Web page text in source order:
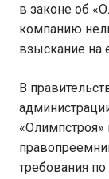
в законе об
компанию
взыскание на
В
требования